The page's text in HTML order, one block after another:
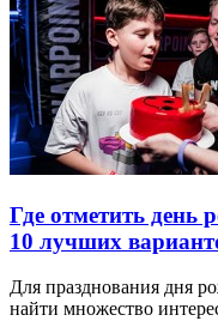
Где отметить день
10 лучших
Для празднования дня
найти множество